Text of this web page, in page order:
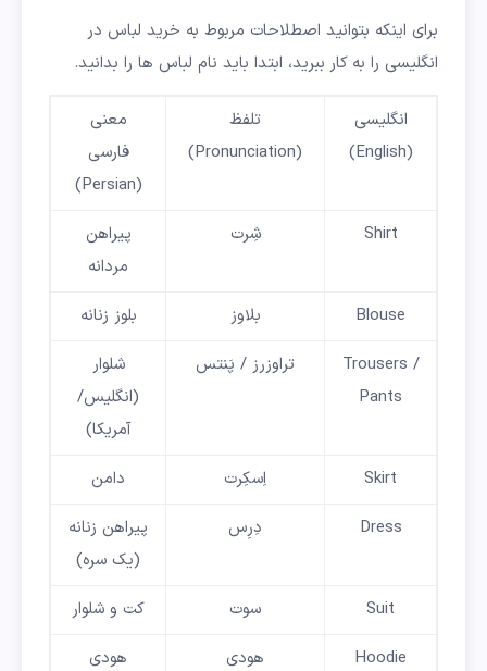
برای اینکه بتوانید اصطلاحات مربوط به خرید لباس در
انگلیسی را به کار ببرید، ابتدا باید نام لباس ها را بدانید.
انگلیسی
(English)
تلفظ
(Pronunciation)
معنی
فارسی
(Persian)
Shirt
شِرت
پیراهن
مردانه
Blouse
بلاوز
بلوز زنانه
Trousers /
Pants
تراوزرز / پَنتس
شلوار
(انگلیس/
آمریکا)
Skirt
اِسکِرت
دامن
Dress
دِرِس
پیراهن زنانه
(یک سره)
Suit
سوت
کت و شلوار
Hoodie
هودی هودی